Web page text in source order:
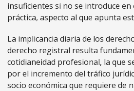
insuficientes si no se introduce en
práctica, aspecto al que apunta
La implicancia diaria de los
derecho registral resulta
cotidianeidad profesional, la que
por el incremento del tráfico
socio económica que requiere de